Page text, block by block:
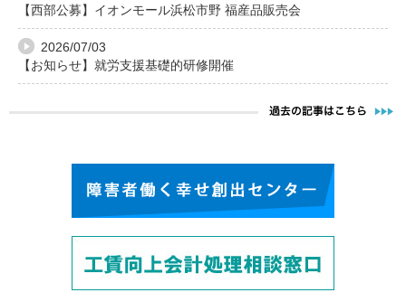
【西部公募】イオンモール浜松市野 福産品販売会
2026/07/03
【お知らせ】就労支援基礎的研修開催